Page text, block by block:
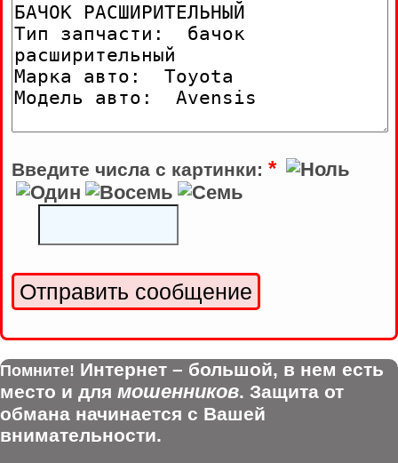
Введите числа с картинки: *
Помните! Интернет – большой, в нем есть
место и для мошенников. Защита от
обмана начинается с Вашей
внимательности.